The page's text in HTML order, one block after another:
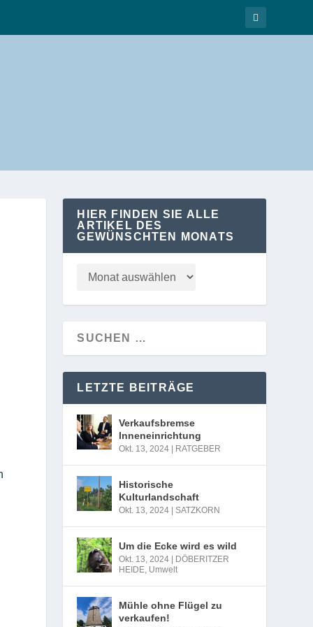
HIER FINDEN SIE ALLE
ARTIKEL DES
GEWÜNSCHTEN MONATS
LETZTE BEITRÄGE
Verkaufsbremse
Inneneinrichtung
Okt. 13, 2024 RATGEBER
Historische
Kulturlandschaft
Okt. 13, 2024 |SATZKORN
Um die Ecke wird es wild
Okt. 13, 2024
DÖBERITZER
HEIDE, Umwelt
Mühle ohne Flügel zu
verkaufen!